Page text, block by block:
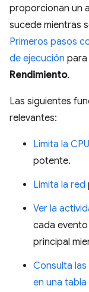
proporcionan un
sucede mientras
Primeros pasos
de ejecución para
Rendimiento.
Las siguientes
relevantes:
Limita la CPU
potente.
Limita la red
Ver la
cada
principal
Consulta
en una tabla